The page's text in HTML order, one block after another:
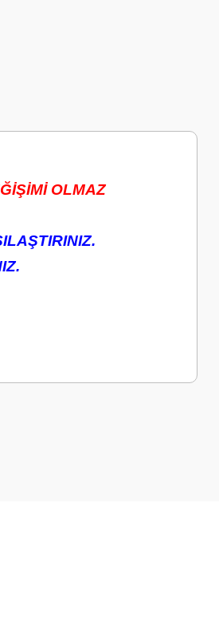
OLMAZ